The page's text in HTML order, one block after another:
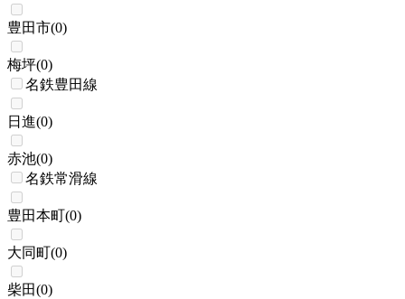
豊田市(0)
梅坪(0)
名鉄豊田線
日進(0)
赤池(0)
名鉄常滑線
豊田本町(0)
大同町(0)
柴田(0)